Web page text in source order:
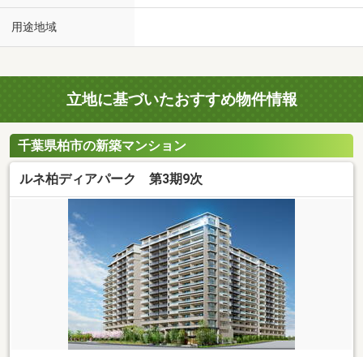
用途地域
立地に基づいたおすすめ物件情報
千葉県柏市の新築マンション
ルネ柏ディアパーク 第3期9次